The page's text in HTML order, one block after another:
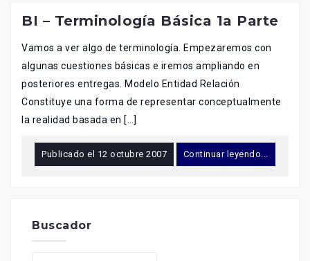
BI – Terminología Básica 1a Parte
Vamos a ver algo de terminología. Empezaremos con
algunas cuestiones básicas e iremos ampliando en
posteriores entregas. Modelo Entidad Relación
Constituye una forma de representar conceptualmente
la realidad basada en […]
Publicado el 12 octubre 2007 Continuar leyendo...
Buscador